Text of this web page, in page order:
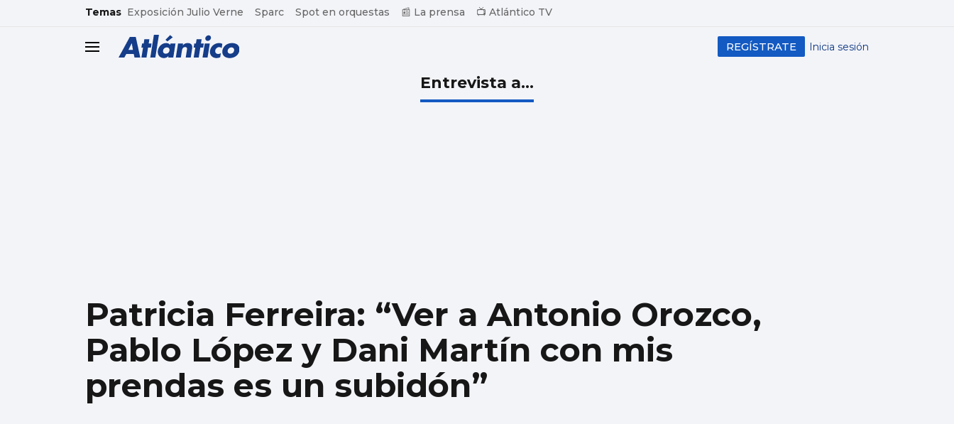
common.go-to-content
Temas Exposición Julio Verne Sparc Spot en orquestas 📰 La prensa 📺 Atlántico TV
header.menu.open Inicia sesión
REGÍSTRATE
Entrevista a...
Patricia Ferreira: “Ver a Antonio Orozco,
Pablo López y Dani Martín con mis
prendas es un subidón”